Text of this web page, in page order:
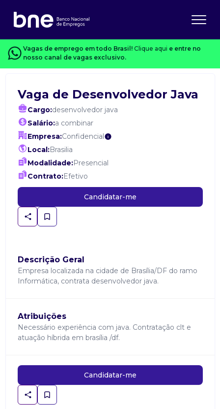
Vagas de emprego em todo Brasil! Clique aqui e entre no
nosso canal de vagas exclusivo.
Vaga de Desenvolvedor Java
Cargo:desenvolvedor java
Salário:a combinar
Empresa:Confidencial
Local:Brasilia
Modalidade:Presencial
Contrato:Efetivo
Candidatar-me
Descrição Geral
Empresa localizada na cidade de Brasília/DF do ramo
Informática, contrata desenvolvedor java.
Atribuições
Necessário experiência com java. Contratação clt e
atuação híbrida em brasília /df.
Candidatar-me